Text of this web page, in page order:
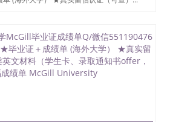
信551190476 网上买文凭可靠
买国外文凭质量QQ微信
毕业证怎么办理QQ微信
文凭真制作QQ微信551190476办